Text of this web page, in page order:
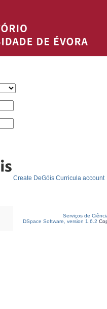
Create DeGóis Curricula account
Serviços de
DSpace Software, version 1.6.2